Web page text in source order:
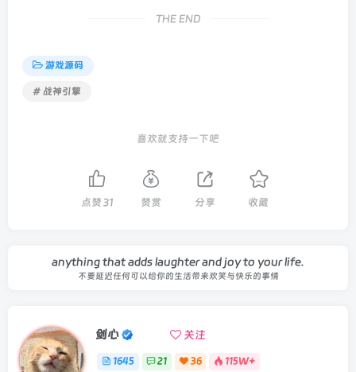
THE END
游戏源码
# 战神引擎
喜欢就支持一下吧
点赞 31 赞赏 分享 收藏
anything that adds laughter and joy to your life.
不要延迟任何可以给你的生活带来欢笑与快乐的事情
剑心 关注
1645 21 36 115W+